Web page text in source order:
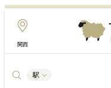
関西
駅